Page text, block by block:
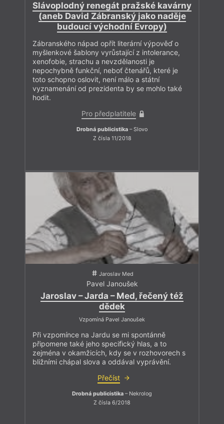
Slávoplodný renegát pražské kavárny
(aneb David Zábranský jako naděje
budoucí východní Evropy)
Zábranského nápad opřít literární výpověď o
myšlenkové šablony vyrůstající z intolerance,
xenofobie, strachu a nevzdělanosti je
nepochybně funkční, neboť čtenářů, které je
toto schopno oslovit, není málo a státní
vyznamenání od prezidenta by se mohlo také
hodit.
Pro předplatitele
Drobná publicistika – Slovo
Z čísla 11/2018
Jaroslav Med
Pavel Janoušek
Jaroslav – Jarda – Med, řečený též
dědek
Vzpomíná Pavel Janoušek
Při vzpomínce na Jardu se mi spontánně
připomene také jeho speciﬁcký hlas, a to
zejména v okamžicích, kdy se v rozhovorech s
bližními chápal slova a oddával vyprávění.
Přečíst
Drobná publicistika – Nekrolog
Z čísla 6/2018